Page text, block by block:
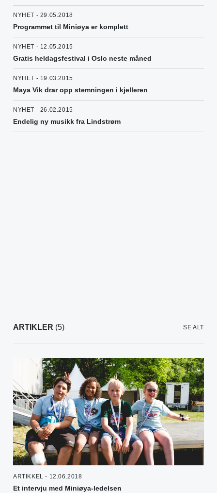
NYHET - 29.05.2018
Programmet til Miniøya er komplett
NYHET - 12.05.2015
Gratis heldagsfestival i Oslo neste måned
NYHET - 19.03.2015
Maya Vik drar opp stemningen i kjelleren
NYHET - 26.02.2015
Endelig ny musikk fra Lindstrøm
ARTIKLER (5) SE ALT
ARTIKKEL - 12.06.2018
Et intervju med Miniøya-ledelsen